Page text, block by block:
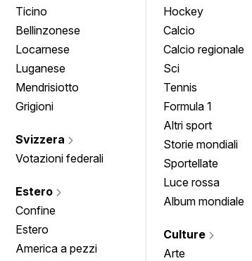
Ticino
Bellinzonese
Locarnese
Luganese
Mendrisiotto
Grigioni
Svizzera
Votazioni federali
Estero
Confine
Estero
America a pezzi
Hockey
Calcio
Calcio regionale
Sci
Tennis
Formula 1
Altri sport
Storie mondiali
Sportellate
Luce rossa
Album mondiale
Culture
Arte